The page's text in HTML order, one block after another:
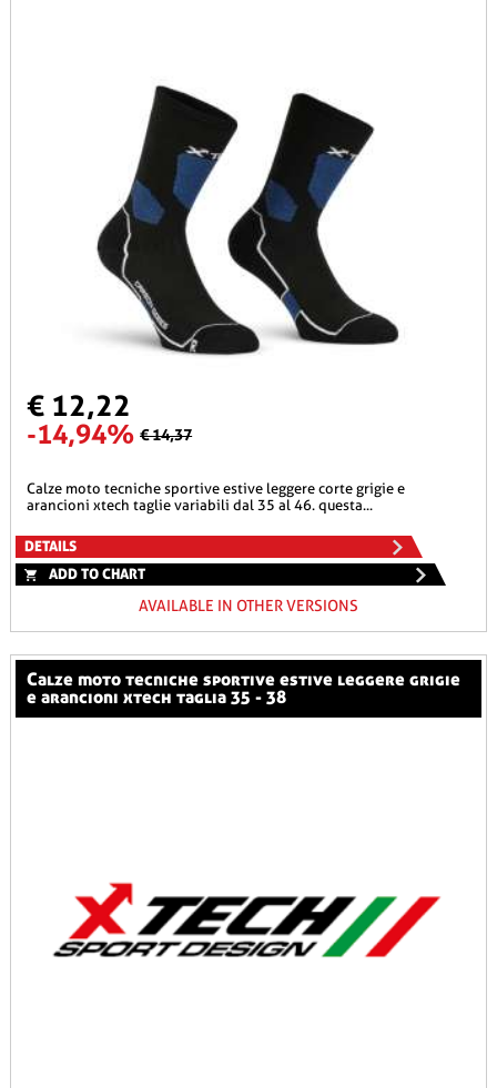
€ 12,22
-14,94% € 14,37
calze moto tecniche sportive estive leggere corte grigie e
arancioni xtech taglie variabili dal 35 al 46. questa...
DETAILS
ADD TO CHART
AVAILABLE IN OTHER VERSIONS
calze moto tecniche sportive estive leggere grigie
e arancioni xtech taglia 35 - 38